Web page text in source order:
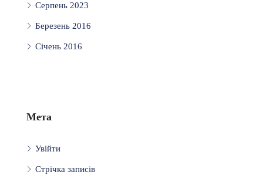
Серпень 2023
Березень 2016
Січень 2016
Мета
Увійти
Стрічка записів